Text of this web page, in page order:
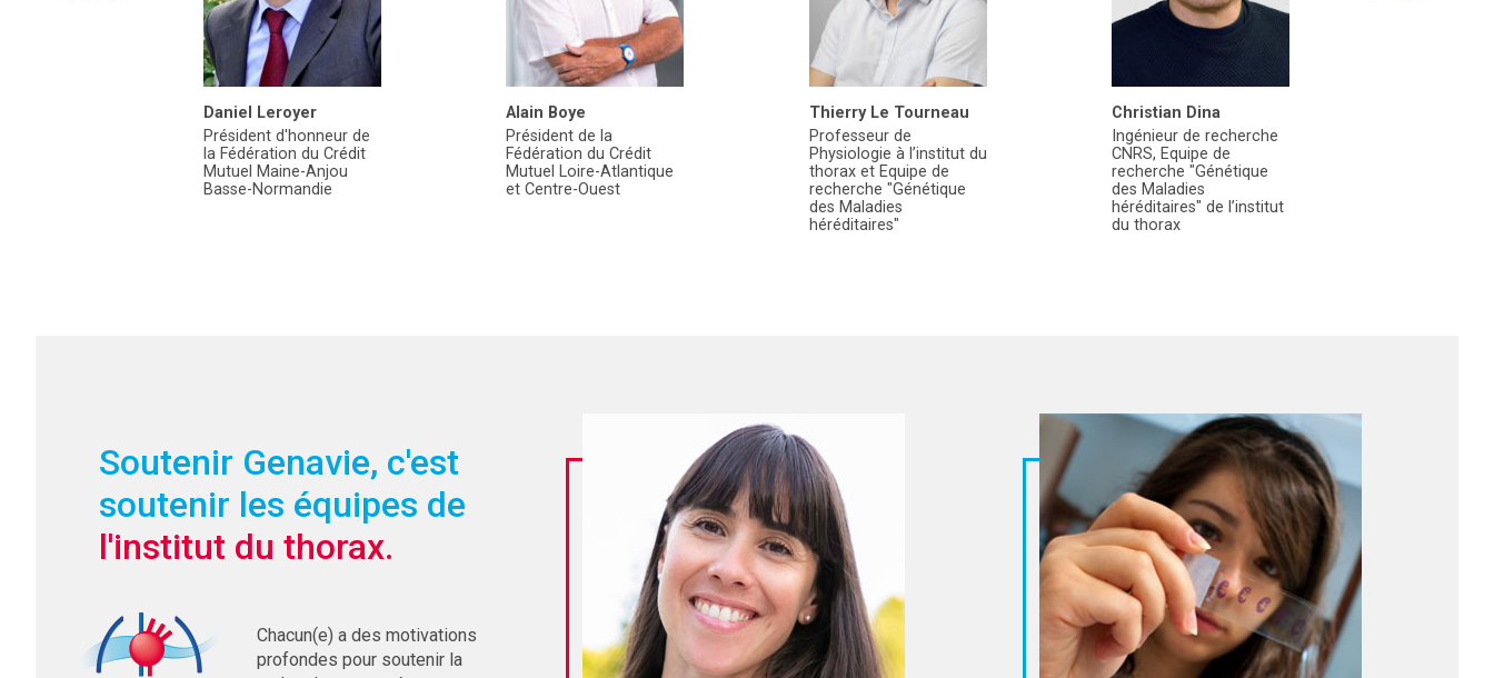
Daniel Leroyer
Président d'honneur de
la Fédération du Crédit
Mutuel Maine-Anjou
Basse-Normandie
Alain Boye
Président de la
Fédération du Crédit
Mutuel Loire-Atlantique
et Centre-Ouest
Thierry Le Tourneau
Professeur de
Physiologie à l’institut du
thorax et Equipe de
recherche "Génétique
des Maladies
héréditaires"
Christian Dina
Ingénieur de recherche
CNRS, Equipe de
recherche "Génétique
des Maladies
héréditaires" de l’institut
du thorax
Soutenir Genavie, c'est
soutenir les équipes de
l'institut du thorax.
Chacun(e) a des motivations
profondes pour soutenir la